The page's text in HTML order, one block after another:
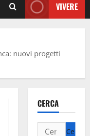
VIVERE
nuovi progetti
CERCA